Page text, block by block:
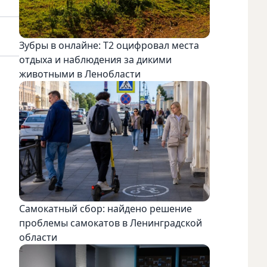
Зубры в онлайне: Т2 оцифровал места
отдыха и наблюдения за дикими
животными в Ленобласти
Самокатный сбор: найдено решение
проблемы самокатов в Ленинградской
области